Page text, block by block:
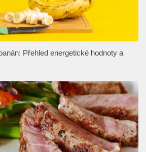
Přehled energetické hodnoty a